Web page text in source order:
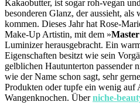
Kakaobutter, ist sogar roh-vegan
besonderen Glanz, der aussieht,
kommen. Dieses Jahr hat Rose-
Make-Up Artistin, mit dem »
Luminizer herausgebracht. Ein
Eigenschaften besitzt wie sein
gelblichen Hautunterton passender
wie der Name schon sagt, sehr
Produkten oder tupfe ein wenig auf
Wangenknochen. Überniche-